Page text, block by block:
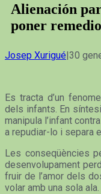
Alienación
poner remedio
Josep Xurigué|30
Es tracta d’un
dels infants. En
manipula l’infant
a repudiar-lo i separa
Les conseqüències
desenvolupament
fruir de l’amor dels
volar amb una sola ala.